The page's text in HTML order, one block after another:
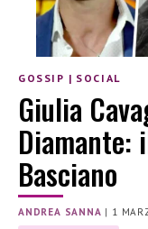
GOSSIP | SOCIAL
Giulia
Diamante:
Basciano
ANDREA SANNA | 1